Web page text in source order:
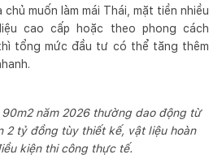
muốn làm mái Thái, mặt tiền nhiều
cao cấp hoặc theo phong cách
tổng mức đầu tư có thể tăng thêm
90m2 năm 2026 thường dao động từ
2 tỷ đồng tùy thiết kế, vật liệu hoàn
kiện thi công thực tế.